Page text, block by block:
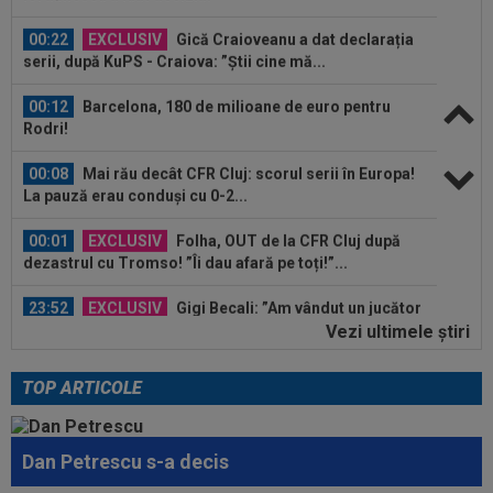
00:12
Barcelona, 180 de milioane de euro pentru
00:08
00:01 EXCLUSIV
Folha, OUT de la CFR Cluj după
23:52 EXCLUSIV
Gigi Becali: ”Am vândut un jucător
Lovitură de proporții: Ioan Varga,
00:41 EXCLUSIV
Gigi Becali: ”Hai să-ți spun ce face
Mihai Stoica. E prima oară când o zic”
00:34 EXCLUSIV
Dorit iar de Varga la CFR Cluj, Edi
Vezi ultimele ştiri
TOP ARTICOLE
Dan Petrescu s-a decis